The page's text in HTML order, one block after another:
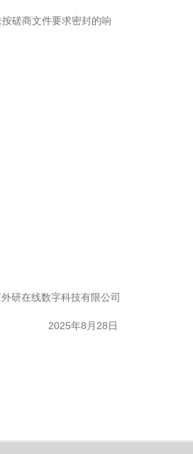
磋商文件要求密封的响
研在线数字科技有限公司
2025年8月28日